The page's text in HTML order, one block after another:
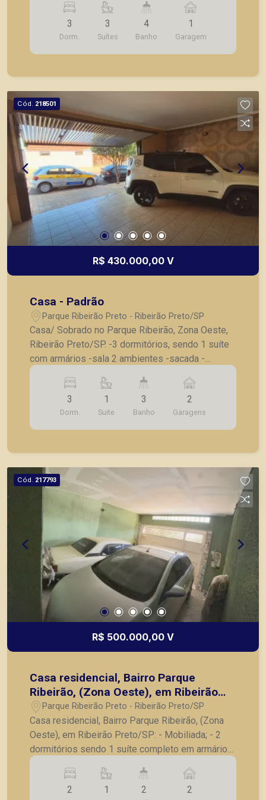
Entrada lateral independente; - 01 vaga de
garagem . Seja para vender, alugar ou adquirir seu
imóvel entre em contato com a Piramid Imóveis,
3
Dorm.
3
Suítes
4
Banho
1
Garagem
Cód. 218501
R$ 430.000,00 V
Casa - Padrão
Parque Ribeirão Preto - Ribeirão Preto/SP
Casa/ Sobrado no Parque Ribeirão, Zona Oeste,
Ribeirão Preto/SP. -3 dormitórios, sendo 1 suíte
com armários -sala 2 ambientes -sacada -
banheiro social -cozinha com armários -
lavanderia -banheiro de serviço -2 vagas de
garagem -Portão eletrônico, casa em bom estado
e em ótima localização A Piramid tem como
objetivo atender seus clientes com agilidade e
lançamentos da cidade de Ribeirão Preto
3
Dorm.
1
Suite
3
Banho
2
Garagens
Cód. 217793
R$ 500.000,00 V
Casa residencial, Bairro Parque
Ribeirão, (Zona Oeste), em Ribeirão
Preto/SP:
Parque Ribeirão Preto - Ribeirão Preto/SP
Casa residencial, Bairro Parque Ribeirão, (Zona
Oeste), em Ribeirão Preto/SP: - Mobiliada; - 2
dormitórios sendo 1 suíte completo em armários;
- Banheiro social; - Sala para 2 ambientes; -
Cozinha com armário; - Lavanderia; - Corredor
lateral; - Varanda gourmet com churrasqueira; -
2 1 2 2